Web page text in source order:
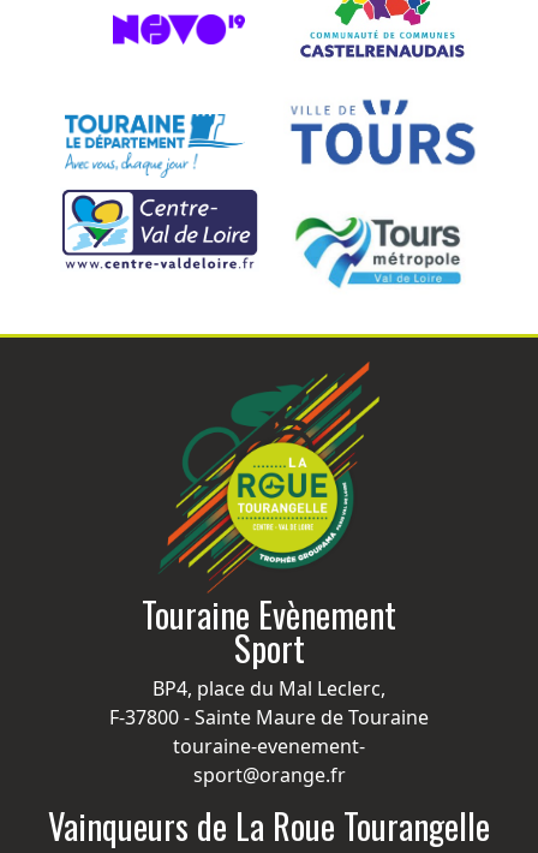
Touraine Evènement
Sport
BP4, place du Mal Leclerc,
F-37800 - Sainte Maure de Touraine
touraine-evenement-
sport@orange.fr
Vainqueurs de La Roue Tourangelle